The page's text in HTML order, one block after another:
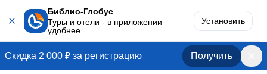
Библио-Глобус
Туры и отели - в приложении
удобнее
Установить
Скидка 2 000 ₽ за регистрацию Получить